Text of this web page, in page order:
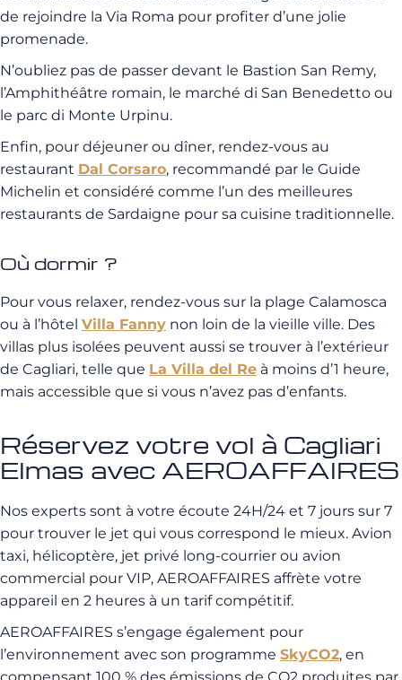
de rejoindre la Via Roma pour profiter d’une jolie
promenade.
N’oubliez pas de passer devant le Bastion San Remy,
l’Amphithéâtre romain, le marché di San Benedetto ou
le parc di Monte Urpinu.
Enfin, pour déjeuner ou dîner, rendez-vous au
restaurant Dal Corsaro, recommandé par le Guide
Michelin et considéré comme l’un des meilleures
restaurants de Sardaigne pour sa cuisine traditionnelle.
Où dormir ?
Pour vous relaxer, rendez-vous sur la plage Calamosca
ou à l’hôtel Villa Fanny non loin de la vieille ville. Des
villas plus isolées peuvent aussi se trouver à l’extérieur
de Cagliari, telle que La Villa del Re à moins d’1 heure,
mais accessible que si vous n’avez pas d’enfants.
Réservez votre vol à Cagliari
Elmas avec AEROAFFAIRES
Nos experts sont à votre écoute 24H/24 et 7 jours sur 7
pour trouver le jet qui vous correspond le mieux. Avion
taxi, hélicoptère, jet privé long-courrier ou avion
commercial pour VIP, AEROAFFAIRES affrète votre
appareil en 2 heures à un tarif compétitif.
AEROAFFAIRES s’engage également pour
l’environnement avec son programme SkyCO2, en